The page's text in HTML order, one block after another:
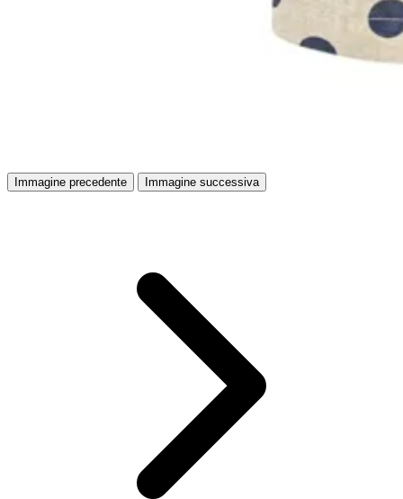
Immagine precedente Immagine successiva